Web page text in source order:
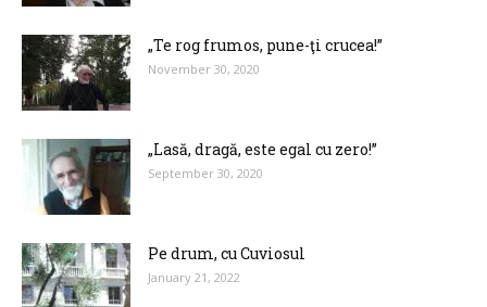
„Te rog frumos, pune-ţi crucea!”
November 30, 2020
„Lasă, dragă, este egal cu zero!”
September 30, 2020
Pe drum, cu Cuviosul
January 21, 2022